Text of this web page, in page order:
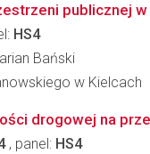
publicznej
HS4
Bański
w Kielcach
drogowej na
, panel: HS4